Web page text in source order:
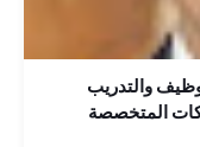
والتدريب
المتخصصة